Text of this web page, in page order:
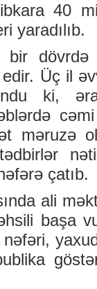
40
yaradılıb.
bir dövrdə
Üç il
ki,
məruzə
çatıb.
ali
başa